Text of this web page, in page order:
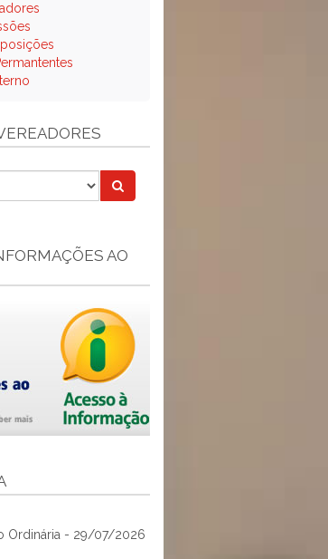
AO
Ordinária - 29/07/2026